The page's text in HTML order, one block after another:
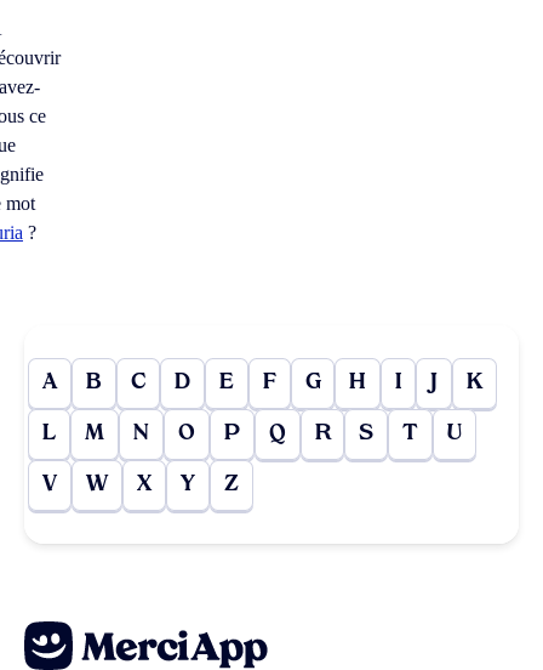
ce
mot
?
A B C D E F G H I J K
L M N O P Q R S T U
V W X Y Z